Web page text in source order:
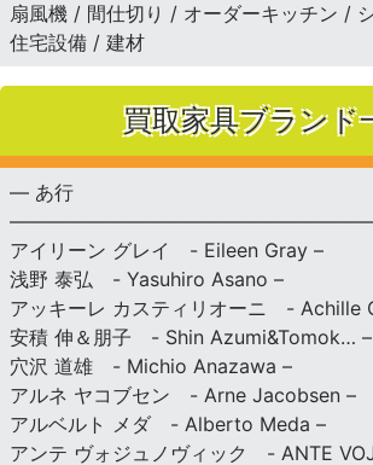
扇風機 / 間仕切り / オーダーキッチン /
住宅設備 / 建材
買取家具ブランド
— あ行
アイリーン グレイ - Eileen Gray –
浅野 泰弘 - Yasuhiro Asano –
アッキーレ カスティリオーニ - Achille
安積 伸＆朋子 - Shin Azumi&Tomok… –
穴沢 道雄 - Michio Anazawa –
アルネ ヤコブセン - Arne Jacobsen –
アルベルト メダ - Alberto Meda –
アンテ ヴォジュノヴィック - ANTE